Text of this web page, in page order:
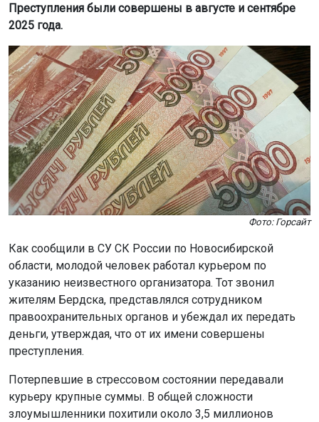
области, молодой человек работал курьером по
указанию неизвестного организатора. Тот звонил
жителям Бердска, представлялся сотрудником
правоохранительных органов и убеждал их передать
деньги, утверждая, что от их имени совершены
преступления.
Потерпевшие в стрессовом состоянии передавали
курьеру крупные суммы. В общей сложности
злоумышленники похитили около 3,5 миллионов
рублей.
Суд назначил подсудимому наказание в виде трёх лет
лишения свободы условно с испытательным сроком на
три года.
Следственное управление призывает жителей региона
быть осторожными и не доверять телефонным
мошенникам. О подозрительных звонках следует сразу
сообщать в полицию.
Напомним: силовики задержали
Поделиться новостью: